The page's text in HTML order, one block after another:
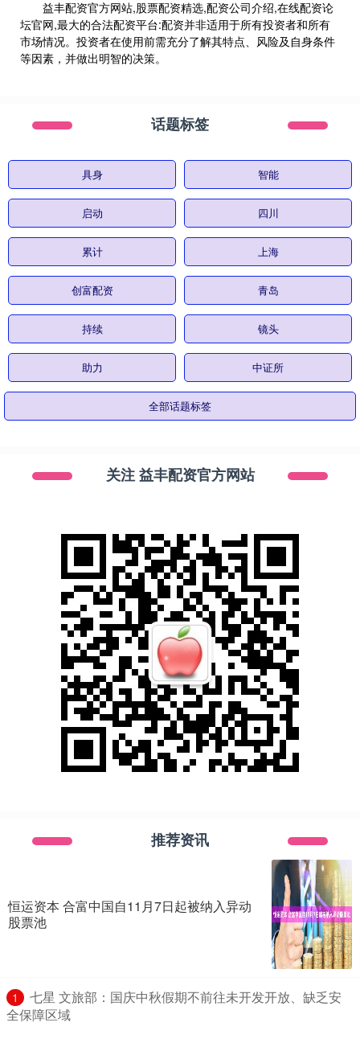
益丰配资官方网站,股票配资精选,配资公司介绍,在线配资论
坛官网,最大的合法配资平台:配资并非适用于所有投资者和所有
市场情况。投资者在使用前需充分了解其特点、风险及自身条件
等因素，并做出明智的决策。
话题标签
具身 智能
启动 四川
累计 上海
创富配资 青岛
持续 镜头
助力 中证所
全部话题标签
关注 益丰配资官方网站
推荐资讯
恒运资本 合富中国自11月7日起被纳入异动
股票池
1
​七星 文旅部：国庆中秋假期不前往未开发开放、缺乏安
全保障区域